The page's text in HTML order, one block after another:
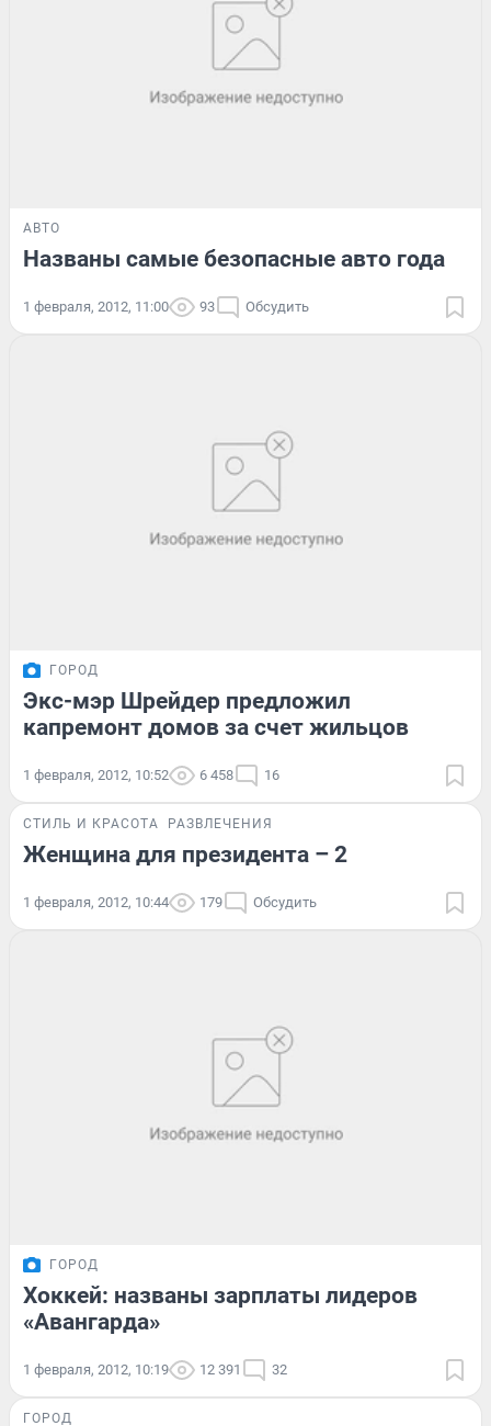
АВТО
Названы самые безопасные авто года
1 февраля, 2012, 11:00 93 Обсудить
ГОРОД
Экс-мэр Шрейдер предложил
капремонт домов за счет жильцов
1 февраля, 2012, 10:52 6 458 16
СТИЛЬ И КРАСОТА РАЗВЛЕЧЕНИЯ
Женщина для президента – 2
1 февраля, 2012, 10:44 179 Обсудить
ГОРОД
Хоккей: названы зарплаты лидеров
«Авангарда»
1 февраля, 2012, 10:19 12 391 32
ГОРОД